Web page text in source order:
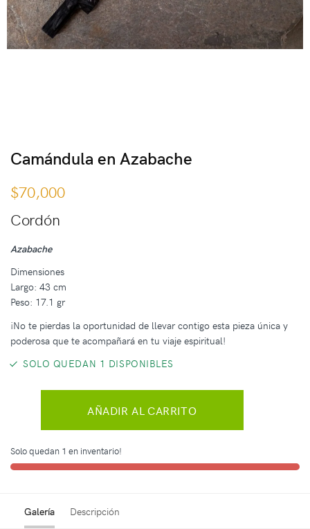
Camándula en Azabache
$70,000
Cordón
Azabache
Dimensiones
Largo: 43 cm
Peso: 17.1 gr
¡No te pierdas la oportunidad de llevar contigo esta pieza única y
poderosa que te acompañará en tu viaje espiritual!
SOLO QUEDAN 1 DISPONIBLES
AÑADIR AL CARRITO
Solo quedan 1 en inventario!
Galería Descripción